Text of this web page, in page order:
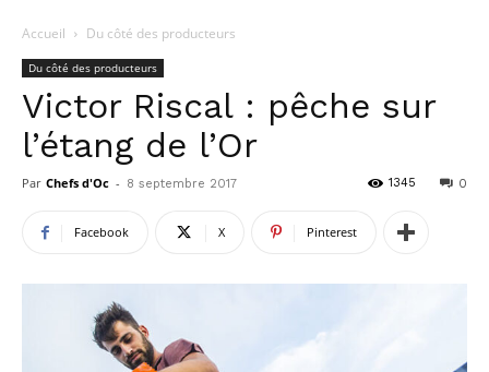
Accueil Du côté des producteurs
Du côté des producteurs
Victor Riscal : pêche sur
l’étang de l’Or
Par Chefs d'Oc - 8 septembre 2017 0
1345
Facebook X Pinterest